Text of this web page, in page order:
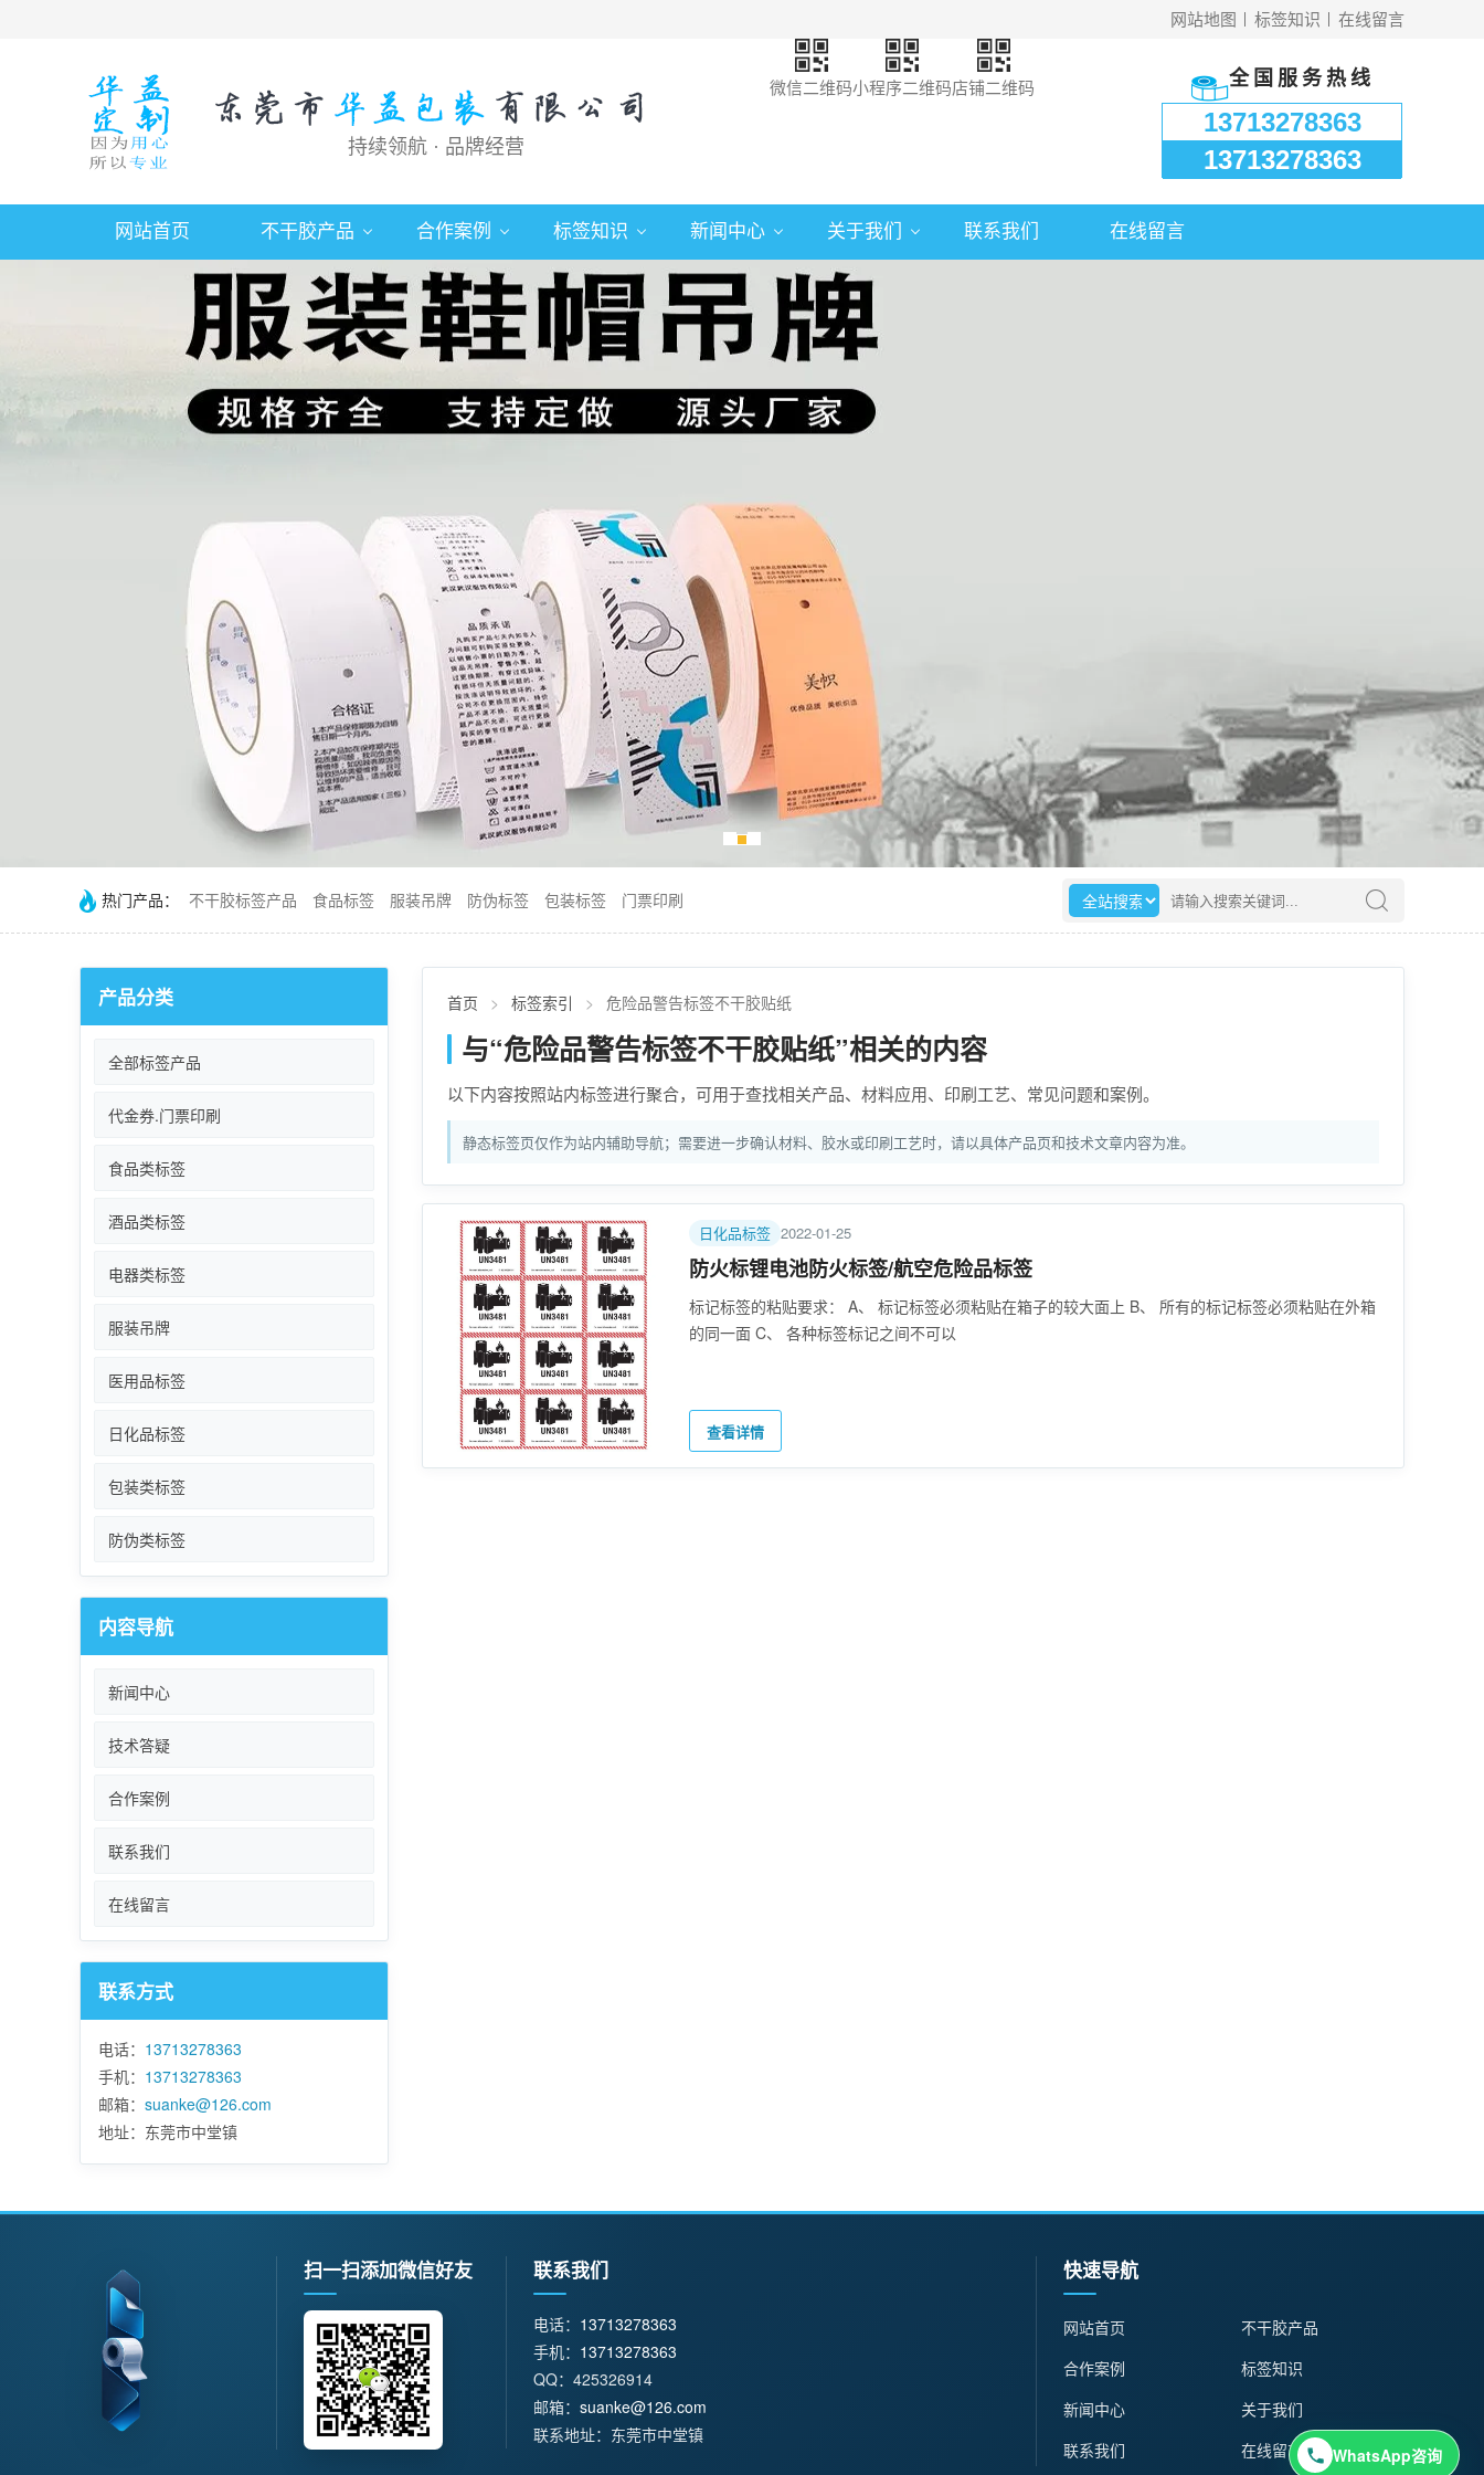
在线留言
标签知识
网站地图
持续领航 · 品牌经营
微信二维码小程序二维码店铺二维码 全国服务热线
13713278363
13713278363
网站首页 不干胶产品 合作案例 标签知识 新闻中心 关于我们 联系我们 在线留言
选择搜索范围 请输入搜索关键词
热门产品： 不干胶标签产品 食品标签 服装吊牌 防伪标签 包装标签 门票印刷
产品分类
全部标签产品
代金券.门票印刷
食品类标签
酒品类标签
电器类标签
服装吊牌
医用品标签
日化品标签
包装类标签
防伪类标签
内容导航
新闻中心
技术答疑
合作案例
联系我们
在线留言
联系方式
电话： 13713278363
手机： 13713278363
邮箱： suanke@126.com
地址：东莞市中堂镇
首页 > 标签索引 > 危险品警告标签不干胶贴纸
与“危险品警告标签不干胶贴纸”相关的内容
以下内容按照站内标签进行聚合，可用于查找相关产品、材料应用、印刷工艺、常见问题和案例。
静态标签页仅作为站内辅助导航；需要进一步确认材料、胶水或印刷工艺时，请以具体产品页和技术文章内容为准。
日化品标签 2022-01-25
防火标锂电池防火标签/航空危险品标签
标记标签的粘贴要求： A、 标记标签必须粘贴在箱子的较大面上 B、 所有的标记标签必须粘贴在外箱
的同一面 C、 各种标签标记之间不可以
查看详情
扫一扫添加微信好友 联系我们
电话： 13713278363
手机： 13713278363
QQ：425326914
邮箱： suanke@126.com
联系地址：东莞市中堂镇
快速导航
网站首页
不干胶产品
合作案例
标签知识
新闻中心
关于我们
联系我们
在线留言 WhatsApp咨询